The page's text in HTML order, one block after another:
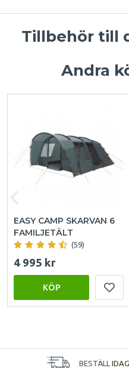
Tillbehör till
Andra
EASY CAMP SKARVAN 6
FAMILJETÄLT
(59)
4 995 kr
KÖP
BESTÄLL IDAG